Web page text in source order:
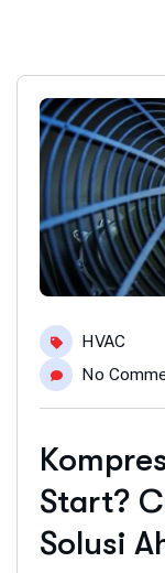
HVAC
No
Start?
Solusi